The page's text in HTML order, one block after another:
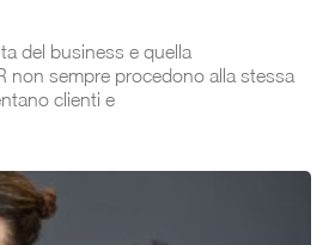
del business e quella
non sempre procedono alla stessa
clienti e